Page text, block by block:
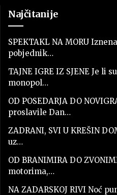
Najčitanije
SPEKTAKL NA MORU
pobjednik…
TAJNE IGRE IZ SJENE Je li
monopol…
OD POSEDARJA DO
proslavile Dan…
ZADRANI, SVI U KREŠIN
uz…
OD BRANIMIRA DO
motorima,…
NA ZADARSKOJ RIVI Noć